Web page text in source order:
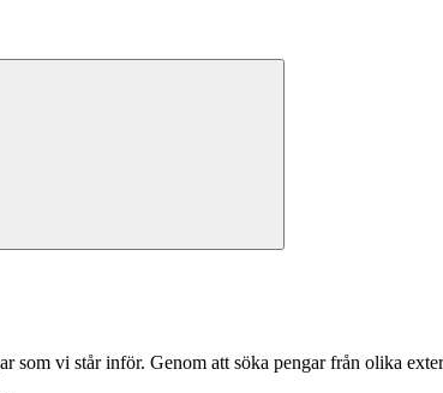
vi står inför. Genom att söka pengar från olika